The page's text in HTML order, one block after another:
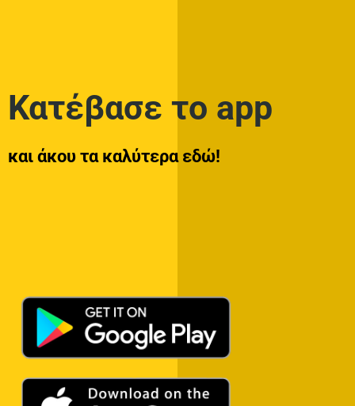
Κατέβασε το app
και άκου τα καλύτερα εδώ!